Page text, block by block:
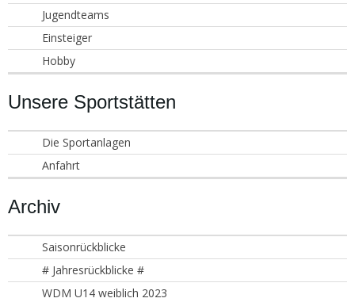
Jugendteams
Einsteiger
Hobby
Unsere Sportstätten
Die Sportanlagen
Anfahrt
Archiv
Saisonrückblicke
# Jahresrückblicke #
WDM U14 weiblich 2023